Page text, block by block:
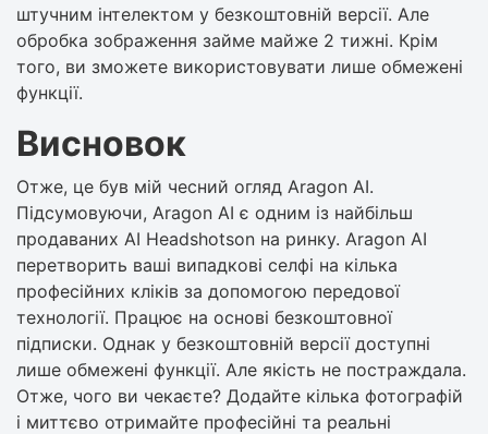
штучним інтелектом у безкоштовній версії. Але
обробка зображення займе майже 2 тижні. Крім
того, ви зможете використовувати лише обмежені
функції.
Висновок
Отже, це був мій чесний огляд Aragon AI.
Підсумовуючи, Aragon AI є одним із найбільш
продаваних AI Headshotson на ринку. Aragon AI
перетворить ваші випадкові селфі на кілька
професійних кліків за допомогою передової
технології. Працює на основі безкоштовної
підписки. Однак у безкоштовній версії доступні
лише обмежені функції. Але якість не постраждала.
Отже, чого ви чекаєте? Додайте кілька фотографій
і миттєво отримайте професійні та реальні